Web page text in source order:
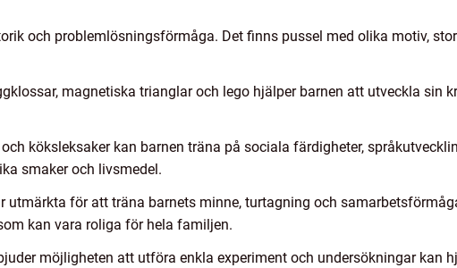
och problemlösningsförmåga. Det finns pussel med olika motiv,
magnetiska trianglar och lego hjälper barnen att utveckla sin
köksleksaker kan barnen träna på sociala färdigheter,
smaker och livsmedel.
utmärkta för att träna barnets minne, turtagning och
kan vara roliga för hela familjen.
möjligheten att utföra enkla experiment och undersökningar kan